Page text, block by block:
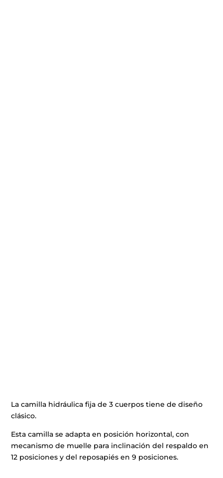
La camilla hidráulica fija de 3 cuerpos tiene de diseño
clásico.
Esta camilla se adapta en posición horizontal, con
mecanismo de muelle para inclinación del respaldo en
12 posiciones y del reposapiés en 9 posiciones.